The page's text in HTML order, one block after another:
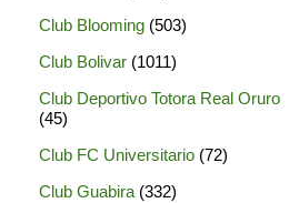
Club Blooming (503)
Club Bolivar (1011)
Club Deportivo Totora Real Oruro
(45)
Club FC Universitario (72)
Club Guabira (332)